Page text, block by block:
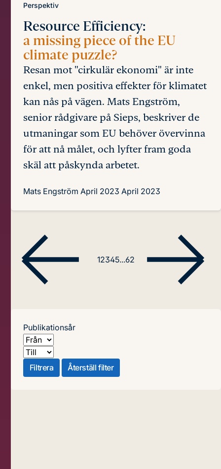
Perspektiv
Resource Efficiency:
a missing piece of the EU
climate puzzle?
Resan mot "cirkulär ekonomi" är inte
enkel, men positiva effekter för klimatet
kan nås på vägen. Mats Engström,
senior rådgivare på Sieps, beskriver de
utmaningar som EU behöver övervinna
för att nå målet, och lyfter fram goda
skäl att påskynda arbetet.
Mats Engström April 2023 April 2023
12345...62
Publikationsår
Från
Till
Filtrera
Återställ filter